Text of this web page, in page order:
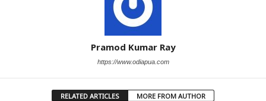
Pramod Kumar Ray
https://www.odiapua.com
RELATED ARTICLES MORE FROM AUTHOR